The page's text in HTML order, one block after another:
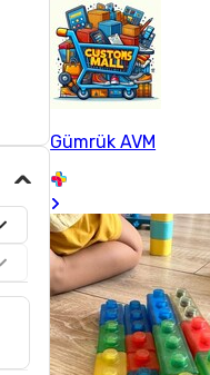
Gümrük AVM